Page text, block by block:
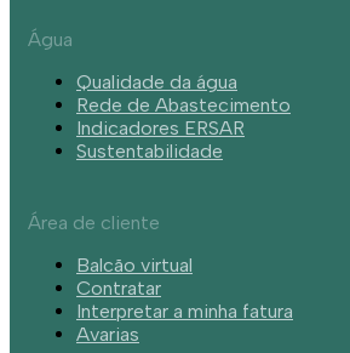
Água
Qualidade da água
Rede de Abastecimento
Indicadores ERSAR
Sustentabilidade
Área de cliente
Balcão virtual
Contratar
Interpretar a minha fatura
Avarias